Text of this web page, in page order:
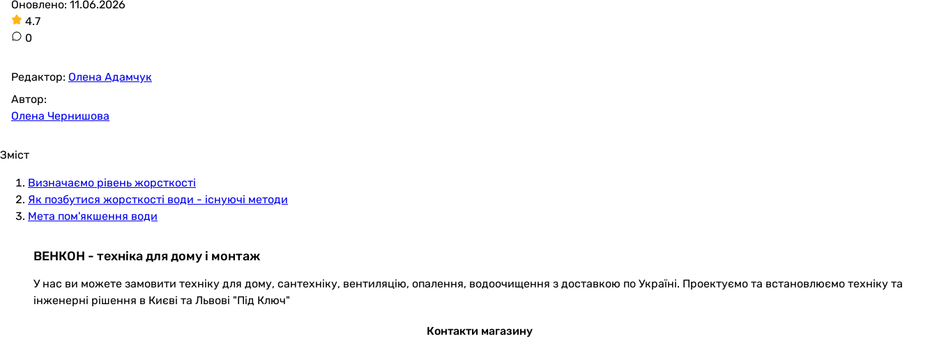
Оновлено: 11.06.2026
4.7
0
Редактор: Олена Адамчук
Автор:
Олена Чернишова
Зміст
Визначаємо рівень жорсткості
Як позбутися жорсткості води - існуючі методи
Мета пом'якшення води
ВЕНКОН - техніка для дому і монтаж
У нас ви можете замовити техніку для дому, сантехніку, вентиляцію, опалення, водоочищення з доставкою по Україні. Проектуємо та встановлюємо техніку та
інженерні рішення в Києві та Львові "Під Ключ"
Контакти магазину